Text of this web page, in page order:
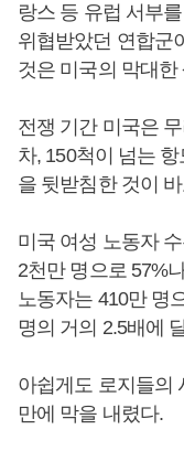
랑스 등 유럽 서부
위협받았던 연합군
것은 미국의 막대
전쟁 기간 미국은
차, 150척이 넘는
을 뒷받침한 것이
미국 여성 노동자
2천만 명으로 57%
노동자는 410만 명
명의 거의 2.5배에
아쉽게도 로지들의
만에 막을 내렸다.